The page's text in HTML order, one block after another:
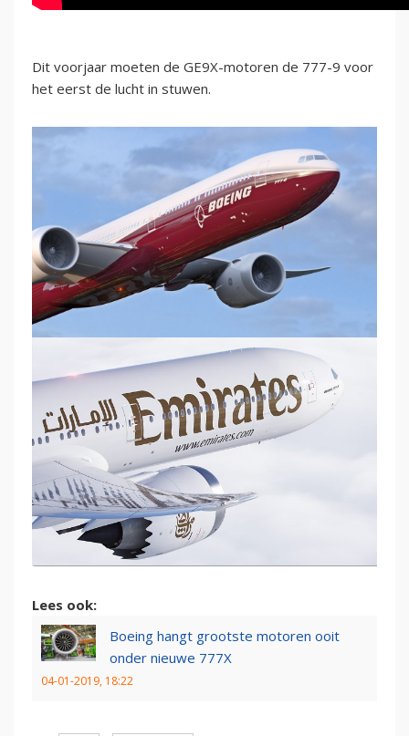
Dit voorjaar moeten de GE9X-motoren de 777-9 voor
het eerst de lucht in stuwen.
Lees ook:
Boeing hangt grootste motoren ooit
onder nieuwe 777X
04-01-2019, 18:22